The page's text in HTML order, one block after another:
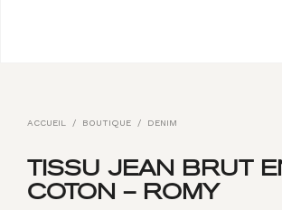
ACCUEIL / BOUTIQUE / DENIM
TISSU JEAN BRUT
COTON – ROMY